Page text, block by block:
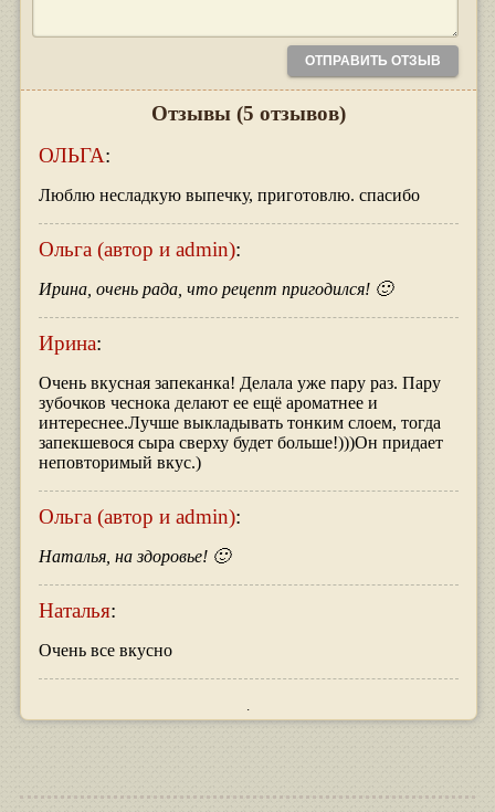
Отзывы (5 отзывов)
ОЛЬГА:
Люблю несладкую выпечку, приготовлю. спасибо
Ольга (автор и admin):
Ирина, очень рада, что рецепт пригодился! 🙂
Ирина:
Очень вкусная запеканка! Делала уже пару раз. Пару
зубочков чеснока делают ее ещё ароматнее и
интереснее.Лучше выкладывать тонким слоем, тогда
запекшевося сыра сверху будет больше!)))Он придает
неповторимый вкус.)
Ольга (автор и admin):
Наталья, на здоровье! 🙂
Наталья:
Очень все вкусно